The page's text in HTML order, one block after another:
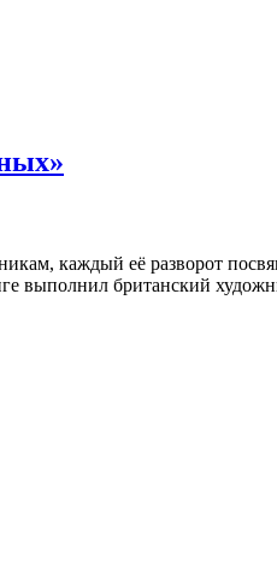
каждый её разворот
выполнил британский